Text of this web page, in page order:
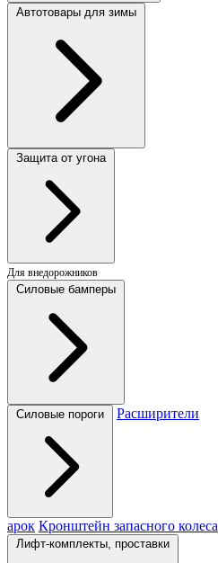
Автотовары для зимы
Защита от угона
Для внедорожников
Силовые бамперы
Силовые пороги Расширители
арок Кронштейн запасного колеса
Лифт-комплекты, проставки